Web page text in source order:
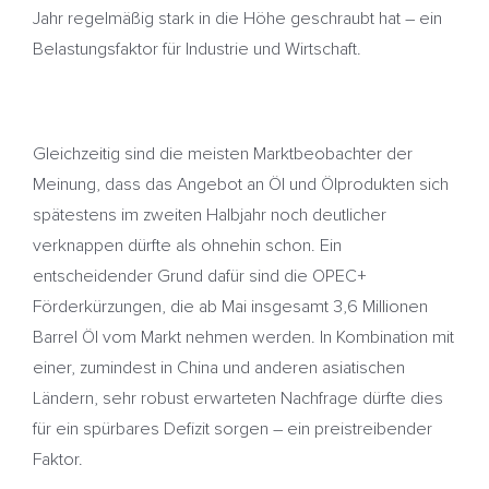
Jahr regelmäßig stark in die Höhe geschraubt hat – ein
Belastungsfaktor für Industrie und Wirtschaft.
Gleichzeitig sind die meisten Marktbeobachter der
Meinung, dass das Angebot an Öl und Ölprodukten sich
spätestens im zweiten Halbjahr noch deutlicher
verknappen dürfte als ohnehin schon. Ein
entscheidender Grund dafür sind die OPEC+
Förderkürzungen, die ab Mai insgesamt 3,6 Millionen
Barrel Öl vom Markt nehmen werden. In Kombination mit
einer, zumindest in China und anderen asiatischen
Ländern, sehr robust erwarteten Nachfrage dürfte dies
für ein spürbares Defizit sorgen – ein preistreibender
Faktor.